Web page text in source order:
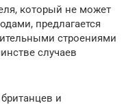
который не может
предлагается
строениями
случаев
и